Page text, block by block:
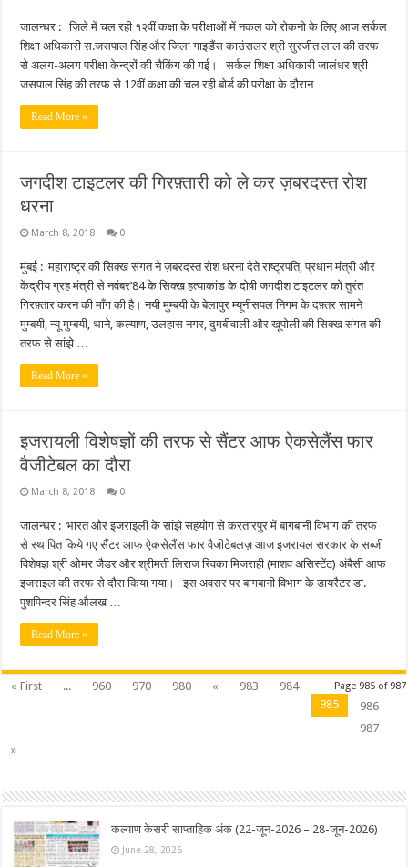
जालन्धर : जिले में चल रही १२वीं कक्षा के परीक्षाओं में नकल को रोकनो के लिए आज सर्कल
शिक्षा अधिकारी स.जसपाल सिंह और जिला गाइडैंस काउंसलर श्री सुरजीत लाल की तरफ
से अलग-अलग परीक्षा केन्द्रों की चैकिंग की गई। सर्कल शिक्षा अधिकारी जालंधर श्री
जसपाल सिंह की तरफ से 12वीं कक्षा की चल रही बोर्ड की परीक्षा के दौरान …
Read More »
जगदीश टाइटलर की गिरफ़्तारी को ले कर ज़बरदस्त रोश
धरना
March 8, 2018 0
मुंबई : महाराष्ट्र की सिक्ख संगत ने ज़बरदस्त रोश धरना देते राष्ट्रपति, प्रधान मंत्री और
केंद्रीय ग्रह मंत्री से नवंबर’84 के सिक्ख हत्याकांड के दोषी जगदीश टाइटलर को तुरंत
गिरफ़्तार करन की माँग की है। नयी मुम्बयी के बेलापुर म्यूनीसपल निगम के दफ़्तर सामने
मुम्बयी, न्यू मुम्बयी, थाने, कल्याण, उलहास नगर, दुमबीवाली और खूपोली की सिक्ख संगत की
तरफ से सांझे …
Read More »
इजरायली विशेषज्ञों की तरफ से सैंटर आफ ऐकसेलैंस फार
वैजीटेबल का दौरा
March 8, 2018 0
जालन्धर : भारत और इजराइली के सांझे सहयोग से करतारपुर में बागबानी विभाग की तरफ
से स्थापित किये गए सैंटर आफ ऐकसेलैंस फार वैजीटेबलज़ आज इजरायल सरकार के सब्जी
विशेषज्ञ श्री ओमर जैडर और श्रीमती लिराज रिवका मिजराही (माशव असिस्टेंट) अंबैसी आफ
इजराइल की तरफ से दौरा किया गया। इस अवसर पर बागबानी विभाग के डायरैटर डा.
पुशपिन्दर सिंह औलख …
Read More »
Page 985 of 987
« First ... 960 970 980 « 983
984
985
986
987
»
कल्याण केसरी साप्ताहिक अंक (22-जून-2026 – 28-जून-2026)
June 28, 2026